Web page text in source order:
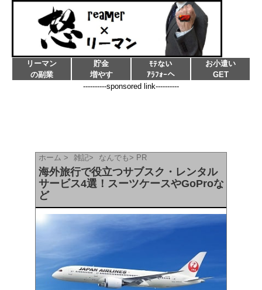
リーマン
の副業
貯金
増やす
ﾓﾃない
ｱﾗﾌｫｰへ
お小遣い
GET
----------sponsored link----------
ホーム > 雑記> なんでも> PR
海外旅行で役立つサブスク・レンタル
サービス4選！スーツケースやGoProな
ど